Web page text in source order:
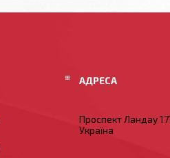
Проспект Ландау
Україна